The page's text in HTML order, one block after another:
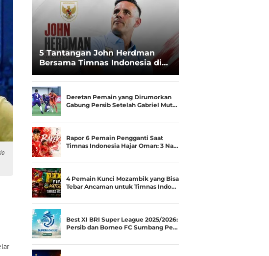
5 Tantangan John Herdman
Bersama Timnas Indonesia di
Spesialis Runner-up Menjadi
Juara
Deretan Pemain yang Dirumorkan
Gabung Persib Setelah Gabriel Mut…
Rapor 6 Pemain Pengganti Saat
Timnas Indonesia Hajar Oman: 3 Na…
4 Pemain Kunci Mozambik yang Bisa
Tebar Ancaman untuk Timnas Indo…
Best XI BRI Super League 2025/2026:
Persib dan Borneo FC Sumbang Pe…